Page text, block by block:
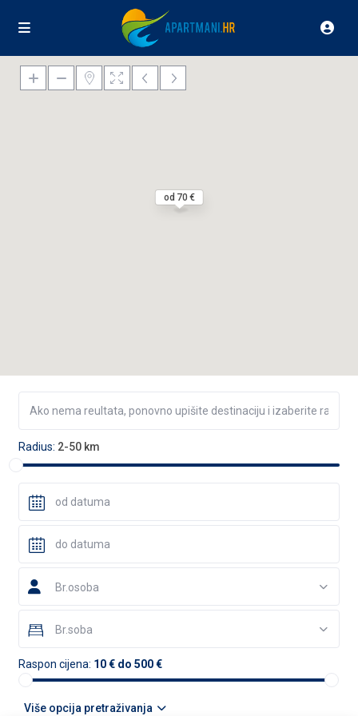
od 70 €
Radius: 2-50 km
Br.osoba
Br.soba
Raspon cijena: 10 € do 500 €
Više opcija pretraživanja